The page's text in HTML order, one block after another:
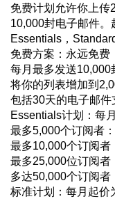
免费计划允许你上传
10,000封电子邮件。
Essentials，
免费方案：永远免费
每月最多发送10,000
将你的列表增加到
包括30天的电子邮件
Essentials计划：每
最多5,000个订阅者
最多10,000个订阅者
最多25,000位订阅者
多达50,000个订阅者
标准计划：每月起价